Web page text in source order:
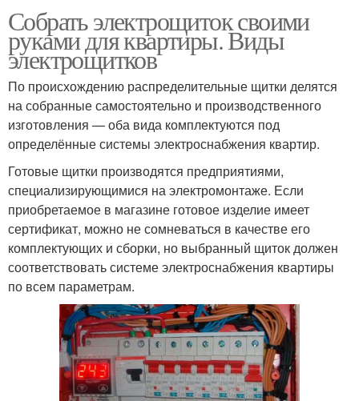
Собрать электрощиток своими
руками для квартиры. Виды
электрощитков
По происхождению распределительные щитки делятся
на собранные самостоятельно и производственного
изготовления — оба вида комплектуются под
определённые системы электроснабжения квартир.
Готовые щитки производятся предприятиями,
специализирующимися на электромонтаже. Если
приобретаемое в магазине готовое изделие имеет
сертификат, можно не сомневаться в качестве его
комплектующих и сборки, но выбранный щиток должен
соответствовать системе электроснабжения квартиры
по всем параметрам.